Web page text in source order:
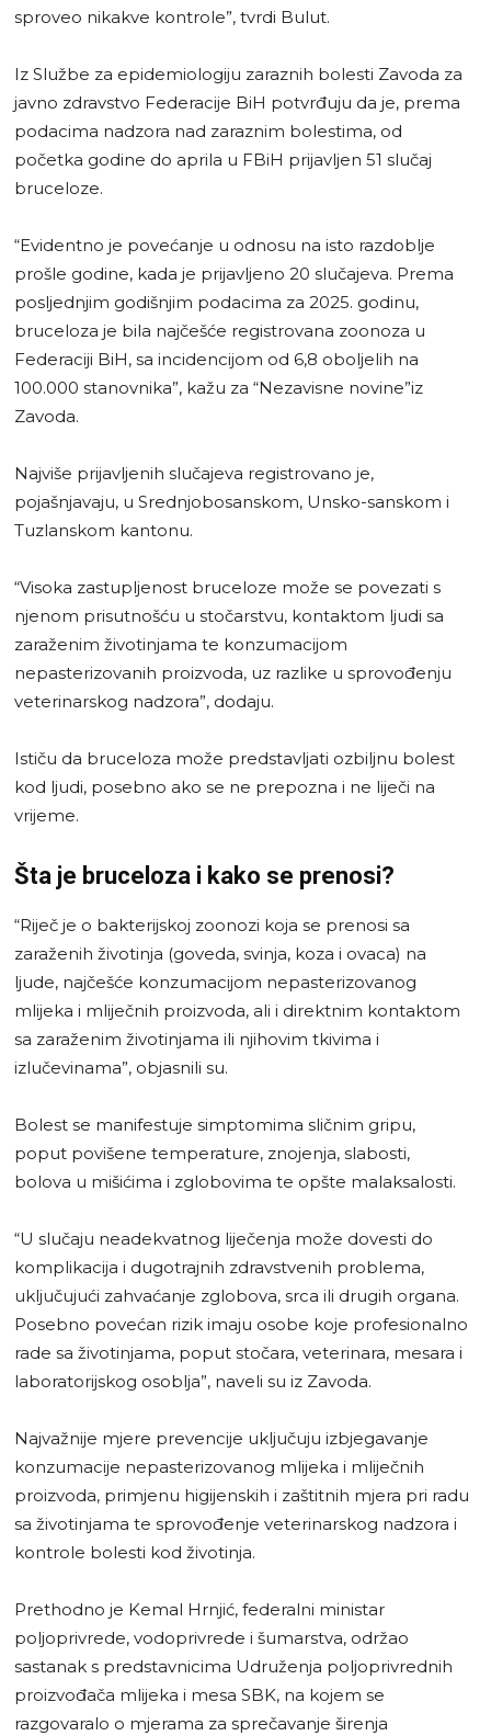
sproveo nikakve kontrole”, tvrdi Bulut.
Iz Službe za epidemiologiju zaraznih bolesti Zavoda za
javno zdravstvo Federacije BiH potvrđuju da je, prema
podacima nadzora nad zaraznim bolestima, od
početka godine do aprila u FBiH prijavljen 51 slučaj
bruceloze.
“Evidentno je povećanje u odnosu na isto razdoblje
prošle godine, kada je prijavljeno 20 slučajeva. Prema
posljednjim godišnjim podacima za 2025. godinu,
bruceloza je bila najčešće registrovana zoonoza u
Federaciji BiH, sa incidencijom od 6,8 oboljelih na
100.000 stanovnika”, kažu za “Nezavisne novine”iz
Zavoda.
Najviše prijavljenih slučajeva registrovano je,
pojašnjavaju, u Srednjobosanskom, Unsko-sanskom i
Tuzlanskom kantonu.
“Visoka zastupljenost bruceloze može se povezati s
njenom prisutnošću u stočarstvu, kontaktom ljudi sa
zaraženim životinjama te konzumacijom
nepasterizovanih proizvoda, uz razlike u sprovođenju
veterinarskog nadzora”, dodaju.
Ističu da bruceloza može predstavljati ozbiljnu bolest
kod ljudi, posebno ako se ne prepozna i ne liječi na
vrijeme.
Šta je bruceloza i kako se prenosi?
“Riječ je o bakterijskoj zoonozi koja se prenosi sa
zaraženih životinja (goveda, svinja, koza i ovaca) na
ljude, najčešće konzumacijom nepasterizovanog
mlijeka i mliječnih proizvoda, ali i direktnim kontaktom
sa zaraženim životinjama ili njihovim tkivima i
izlučevinama”, objasnili su.
Bolest se manifestuje simptomima sličnim gripu,
poput povišene temperature, znojenja, slabosti,
bolova u mišićima i zglobovima te opšte malaksalosti.
“U slučaju neadekvatnog liječenja može dovesti do
komplikacija i dugotrajnih zdravstvenih problema,
uključujući zahvaćanje zglobova, srca ili drugih organa.
Posebno povećan rizik imaju osobe koje profesionalno
rade sa životinjama, poput stočara, veterinara, mesara i
laboratorijskog osoblja”, naveli su iz Zavoda.
Najvažnije mjere prevencije uključuju izbjegavanje
konzumacije nepasterizovanog mlijeka i mliječnih
proizvoda, primjenu higijenskih i zaštitnih mjera pri radu
sa životinjama te sprovođenje veterinarskog nadzora i
kontrole bolesti kod životinja.
Prethodno je Kemal Hrnjić, federalni ministar
poljoprivrede, vodoprivrede i šumarstva, održao
sastanak s predstavnicima Udruženja poljoprivrednih
proizvođača mlijeka i mesa SBK, na kojem se
razgovaralo o mjerama za sprečavanje širenja